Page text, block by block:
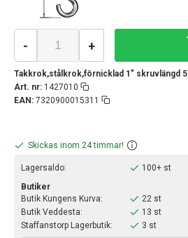
Takkrok,stålkrok,förnicklad 1" skruvlängd
Art. nr: 1427010
EAN: 7320900015311
- +
Skickas inom 24 timmar!
Lagersaldo:
100+ st
Butiker
Butik Kungens Kurva:
22 st
Butik Veddesta:
13 st
Staffanstorp Lagerbutik:
3 st